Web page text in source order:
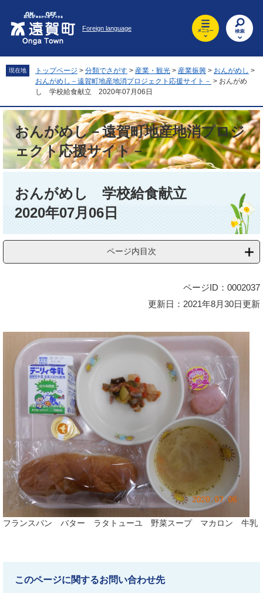
先
頭
。
を
飛
て
へ
Foreign language
現在地 トップページ > 分類でさがす > 産業・観光 > 産業振興 > おんがめし >
おんがめし－遠賀町地産地消プロジェクト応援サイト－ > おんがめ
し 学校給食献立 2020年07月06日
おんがめし－遠賀町地産地消プロジ
ェクト応援サイト－
おんがめし 学校給食献立
2020年07月06日
ページ内目次
ページID：0002037
更新日：2021年8月30日更新
フランスパン バター ラタトューユ 野菜スープ マカロン 牛乳
このページに関するお問い合わせ先